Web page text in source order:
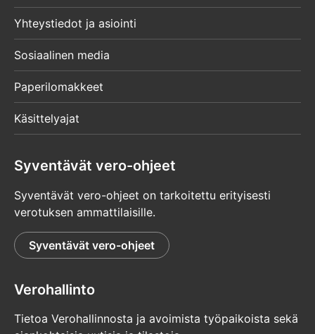
Yhteystiedot ja asiointi
Sosiaalinen media
Paperilomakkeet
Käsittelyajat
Syventävät vero-ohjeet
Syventävät vero-ohjeet on tarkoitettu erityisesti
verotuksen ammattilaisille.
Syventävät vero-ohjeet
Verohallinto
Tietoa Verohallinnosta ja avoimista työpaikoista sekä